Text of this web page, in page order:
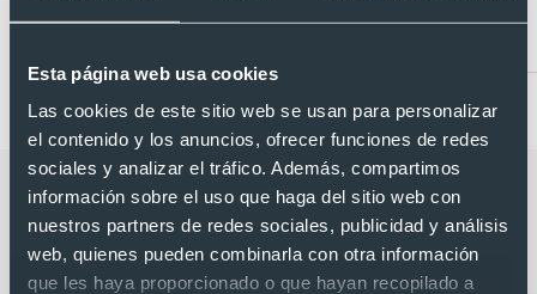
Esta página web usa cookies
Las cookies de este sitio web se usan para personalizar
el contenido y los anuncios, ofrecer funciones de redes
sociales y analizar el tráfico. Además, compartimos
información sobre el uso que haga del sitio web con
nuestros partners de redes sociales, publicidad y análisis
web, quienes pueden combinarla con otra información
que les haya proporcionado o que hayan recopilado a
Categorías relacionadas con Botella
de agua personalizada de aluminio
(800 ml)